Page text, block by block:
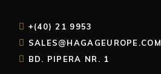
+(40) 21 9953
SALES@HAGAGEUROPE.COM
BD. PIPERA NR. 1